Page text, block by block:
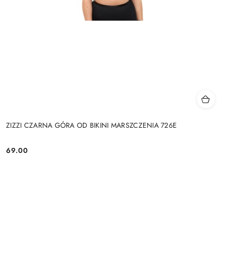
ZIZZI CZARNA GÓRA OD BIKINI MARSZCZENIA 726E
Cena:
69.00